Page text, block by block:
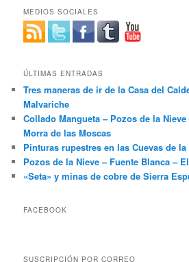
MEDIOS SOCIALES
ÚLTIMAS ENTRADAS
Tres maneras de ir de la Casa del
Malvariche
Collado Mangueta – Pozos de la
Morra de las Moscas
Pinturas rupestres en las Cuevas de la
Pozos de la Nieve – Fuente Blanca –
«Seta» y minas de cobre de Sierra
FACEBOOK
SUSCRIPCIÓN POR CORREO